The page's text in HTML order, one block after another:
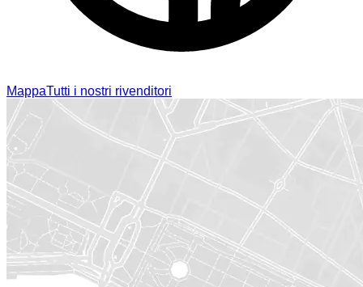
MappaTutti i nostri rivenditori